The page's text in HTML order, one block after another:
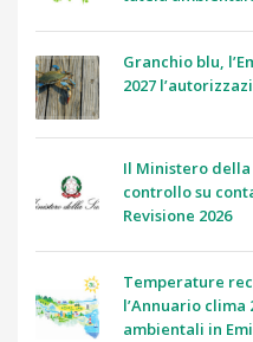
Granchio blu,
2027
Il Ministero
controllo su
Revisione 2026
Temperature
l’Annuario
ambientali in